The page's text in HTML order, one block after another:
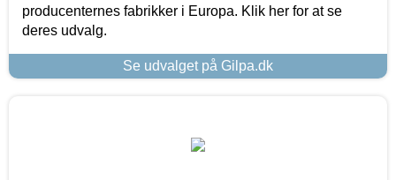
producenternes fabrikker i Europa. Klik her for at se
deres udvalg.
Se udvalget på Gilpa.dk